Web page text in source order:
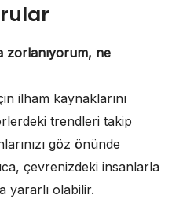
zorlanıyorum, ne
ilham kaynaklarını
trendleri takip
göz önünde
çevrenizdeki insanlarla
yararlı olabilir.